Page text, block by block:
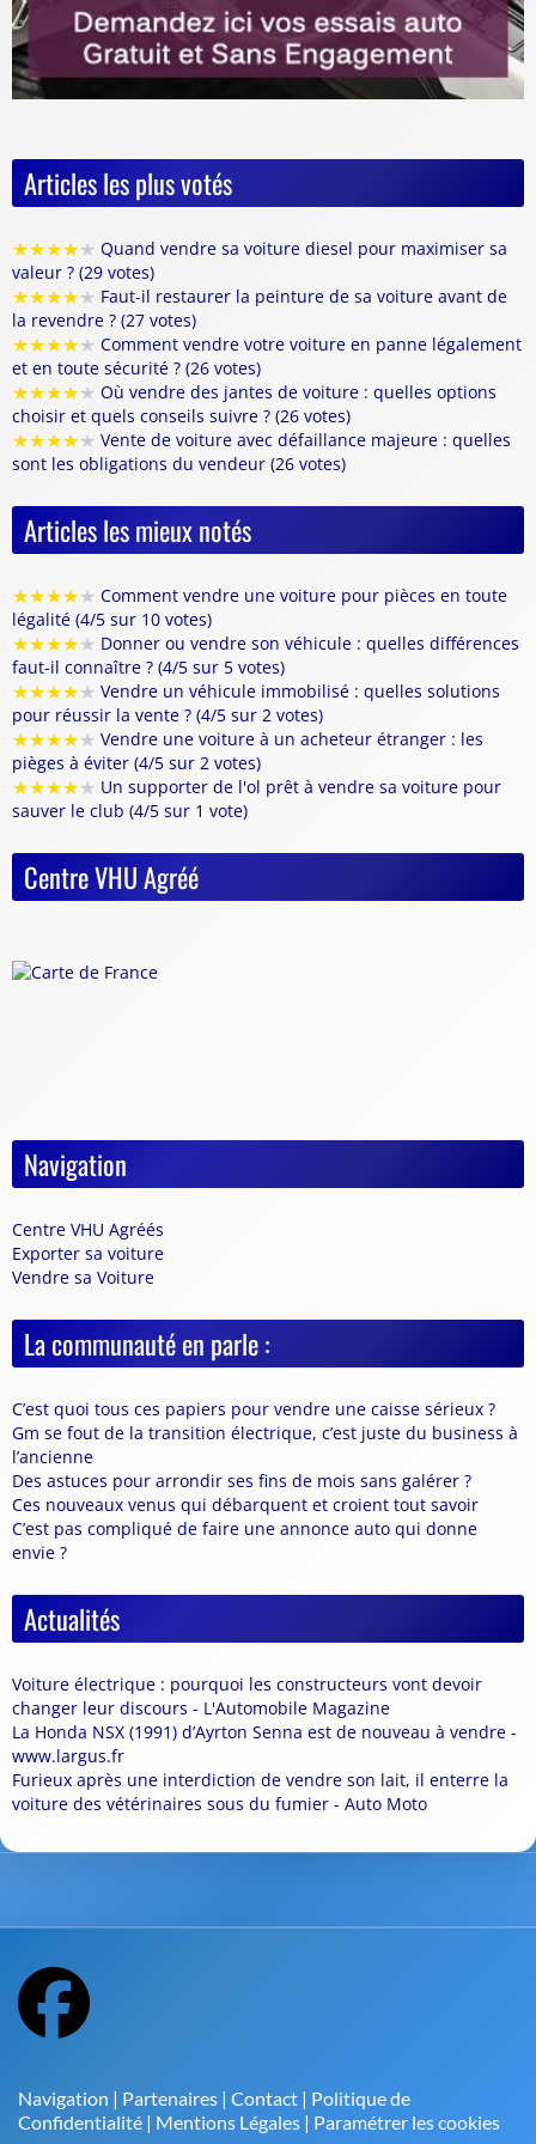
Articles les plus votés
★★★★★ Quand vendre sa voiture diesel pour maximiser sa
valeur ? (29 votes)
★★★★★ Faut-il restaurer la peinture de sa voiture avant de
la revendre ? (27 votes)
★★★★★ Comment vendre votre voiture en panne légalement
et en toute sécurité ? (26 votes)
★★★★★ Où vendre des jantes de voiture : quelles options
choisir et quels conseils suivre ? (26 votes)
★★★★★ Vente de voiture avec défaillance majeure : quelles
sont les obligations du vendeur (26 votes)
Articles les mieux notés
★★★★★ Comment vendre une voiture pour pièces en toute
légalité (4/5 sur 10 votes)
★★★★★ Donner ou vendre son véhicule : quelles différences
faut-il connaître ? (4/5 sur 5 votes)
★★★★★ Vendre un véhicule immobilisé : quelles solutions
pour réussir la vente ? (4/5 sur 2 votes)
★★★★★ Vendre une voiture à un acheteur étranger : les
pièges à éviter (4/5 sur 2 votes)
★★★★★ Un supporter de l'ol prêt à vendre sa voiture pour
sauver le club (4/5 sur 1 vote)
Centre VHU Agréé
Navigation
Centre VHU Agréés
Exporter sa voiture
Vendre sa Voiture
La communauté en parle :
C’est quoi tous ces papiers pour vendre une caisse sérieux ?
Gm se fout de la transition électrique, c’est juste du business à
l’ancienne
Des astuces pour arrondir ses fins de mois sans galérer ?
Ces nouveaux venus qui débarquent et croient tout savoir
C’est pas compliqué de faire une annonce auto qui donne
envie ?
Actualités
Voiture électrique : pourquoi les constructeurs vont devoir
changer leur discours - L'Automobile Magazine
La Honda NSX (1991) d’Ayrton Senna est de nouveau à vendre -
www.largus.fr
Furieux après une interdiction de vendre son lait, il enterre la
voiture des vétérinaires sous du fumier - Auto Moto
Navigation | Partenaires | Contact | Politique de
Confidentialité | Mentions Légales | Paramétrer les cookies